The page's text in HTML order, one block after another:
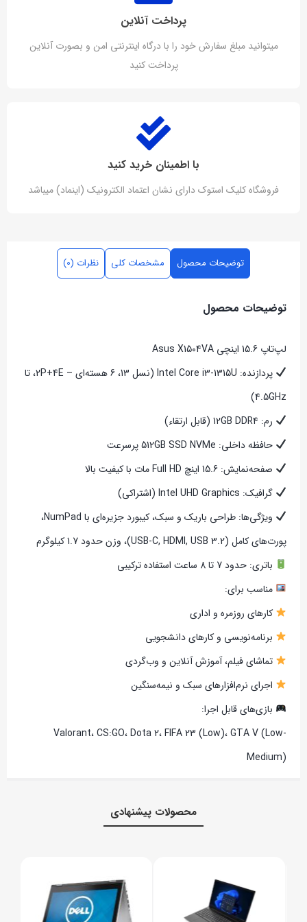
پرداخت آنلاین
میتوانید مبلغ سفارش خود را با درگاه اینترنتی امن و بصورت آنلاین
پرداخت کنید
با اطمینان خرید کنید
فروشگاه کلیک استوک دارای نشان اعتماد الکترونیک (اینماد) میباشد
توضیحات محصول مشخصات کلی نظرات (0)
توضیحات محصول
لپ‌تاپ 15.6 اینچی Asus X1504VA
پردازنده: Intel Core i3-1315U (نسل 13، 6 هسته‌ای – 2P+4E، تا
4.5GHz)
رم: 12GB DDR4 (قابل ارتقاء)
حافظه داخلی: 512GB SSD NVMe پرسرعت
صفحه‌نمایش: 15.6 اینچ Full HD مات با کیفیت بالا
گرافیک: Intel UHD Graphics (اشتراکی)
ویژگی‌ها: طراحی باریک و سبک، کیبورد جزیره‌ای با NumPad،
پورت‌های کامل (USB-C, HDMI, USB 3.2)، وزن حدود 1.7 کیلوگرم
باتری: حدود 7 تا 8 ساعت استفاده ترکیبی
مناسب برای:
کارهای روزمره و اداری
برنامه‌نویسی و کارهای دانشجویی
تماشای فیلم، آموزش آنلاین و وب‌گردی
اجرای نرم‌افزارهای سبک و نیمه‌سنگین
بازی‌های قابل اجرا:
Valorant، CS:GO، Dota 2، FIFA 23 (Low)، GTA V (Low-
Medium)
محصولات پیشنهادی